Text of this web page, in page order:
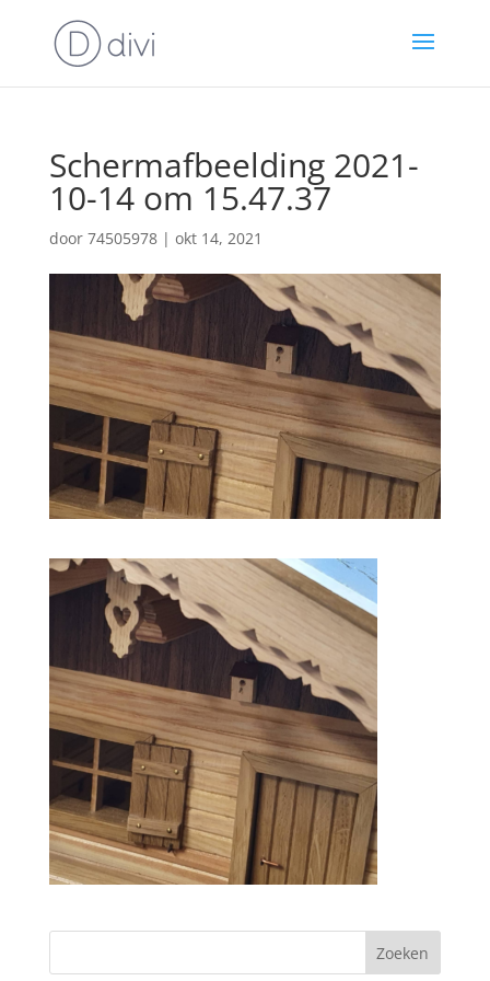
Schermafbeelding 2021-
10-14 om 15.47.37
door 74505978| okt 14, 2021
Zoeken